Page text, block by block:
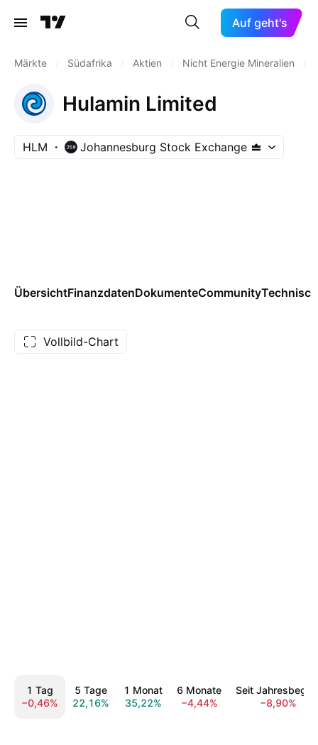
Auf geht's
Märkte Südafrika Aktien Nicht Energie Mineralien
Hulamin Limited
HLM Johannesburg Stock Exchange
ÜbersichtFinanzdatenDokumenteCommunity
Vollbild-Chart
1 Tag
−0,46%
5 Tage
22,16%
1 Monat
35,22%
6 Monate
−4,44%
Seit
−8,90%